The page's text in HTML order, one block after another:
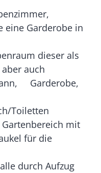
eine Garderobe in
dieser als
auch
Garderobe,
Toiletten
mit
für die
durch Aufzug